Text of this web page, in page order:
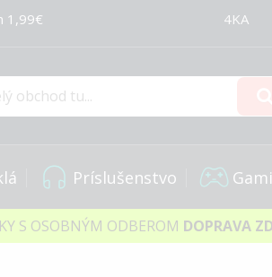
1,99€ 4KA
Príslušenstvo
S OSOBNÝM ODBEROM DOPRAVA